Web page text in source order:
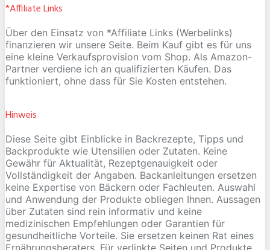
*Affiliate Links
Über den Einsatz von *Affiliate Links (Werbelinks)
finanzieren wir unsere Seite. Beim Kauf gibt es für uns
eine kleine Verkaufsprovision vom Shop. Als Amazon-
Partner verdiene ich an qualifizierten Käufen. Das
funktioniert, ohne dass für Sie Kosten entstehen.
Hinweis
Diese Seite gibt Einblicke in Backrezepte, Tipps und
Backprodukte wie Utensilien oder Zutaten. Keine
Gewähr für Aktualität, Rezeptgenauigkeit oder
Vollständigkeit der Angaben. Backanleitungen ersetzen
keine Expertise von Bäckern oder Fachleuten. Auswahl
und Anwendung der Produkte obliegen Ihnen. Aussagen
über Zutaten sind rein informativ und keine
medizinischen Empfehlungen oder Garantien für
gesundheitliche Vorteile. Sie ersetzen keinen Rat eines
Ernährungsberaters. Für verlinkte Seiten und Produkte